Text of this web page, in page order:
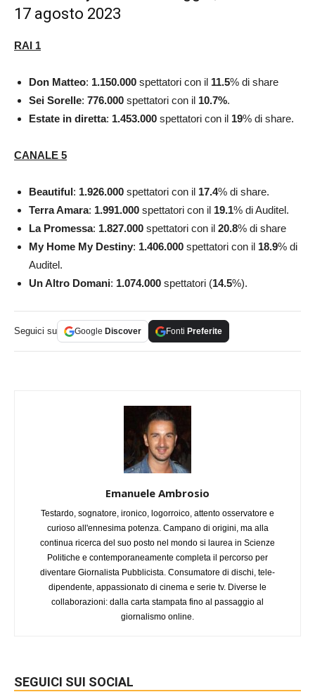
17 agosto 2023
RAI 1
Don Matteo: 1.150.000 spettatori con il 11.5% di share
Sei Sorelle: 776.000 spettatori con il 10.7%.
Estate in diretta: 1.453.000 spettatori con il 19% di share.
CANALE 5
Beautiful: 1.926.000 spettatori con il 17.4% di share.
Terra Amara: 1.991.000 spettatori con il 19.1% di Auditel.
La Promessa: 1.827.000 spettatori con il 20.8% di share
My Home My Destiny: 1.406.000 spettatori con il 18.9% di
Auditel.
Un Altro Domani: 1.074.000 spettatori (14.5%).
Seguici su Google Discover Fonti Preferite
Emanuele Ambrosio
Testardo, sognatore, ironico, logorroico, attento osservatore e
curioso all'ennesima potenza. Campano di origini, ma alla
continua ricerca del suo posto nel mondo si laurea in Scienze
Politiche e contemporaneamente completa il percorso per
diventare Giornalista Pubblicista. Consumatore di dischi, tele-
dipendente, appassionato di cinema e serie tv. Diverse le
collaborazioni: dalla carta stampata fino al passaggio al
giornalismo online.
SEGUICI SUI SOCIAL